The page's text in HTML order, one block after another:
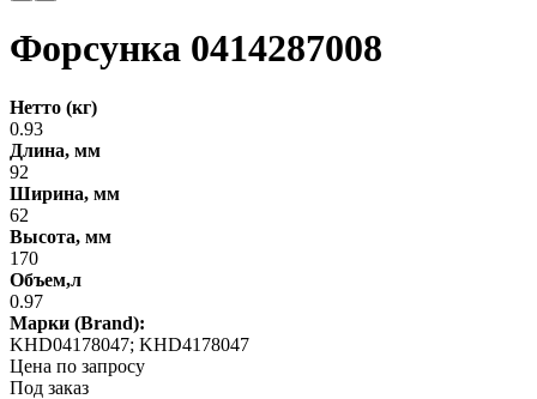
Форсунка 0414287008
Нетто (кг)
0.93
Длина, мм
92
Ширина, мм
62
Высота, мм
170
Объем,л
0.97
Марки (Brand):
KHD04178047; KHD4178047
Цена по запросу
Под заказ